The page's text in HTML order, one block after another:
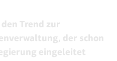
Trend zur
der schon
eingeleitet